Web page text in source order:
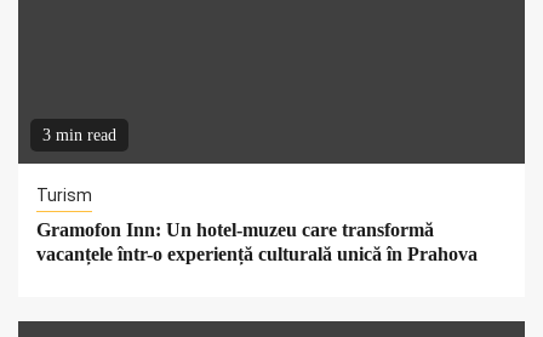
3 min read
Turism
Gramofon Inn: Un hotel-muzeu care transformă
vacanțele într-o experiență culturală unică în Prahova